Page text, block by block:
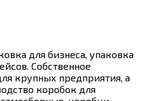
для бизнеса, упаковка
Собственное
крупных предприятия, а
коробок для